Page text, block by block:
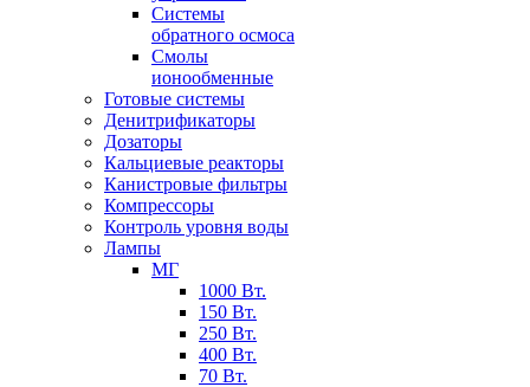
Системы
обратного осмоса
Смолы
ионообменные
Готовые системы
Денитрификаторы
Дозаторы
Кальциевые реакторы
Канистровые фильтры
Компрессоры
Контроль уровня воды
Лампы
МГ
1000 Вт.
150 Вт.
250 Вт.
400 Вт.
70 Вт.